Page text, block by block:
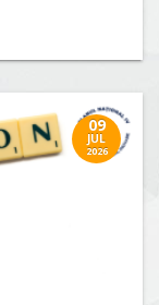
09
JUL
2026